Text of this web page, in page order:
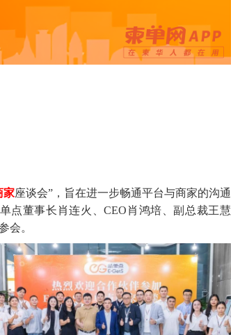
家座谈会”，旨在进一步畅通平台与商家的沟通
点董事长肖连火、CEO肖鸿培、副总裁王慧
会。